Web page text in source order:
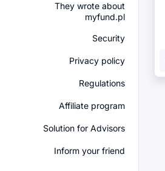
They wrote about
myfund.pl
Security
Privacy policy
Regulations
Affiliate program
Solution for Advisors
Inform your friend